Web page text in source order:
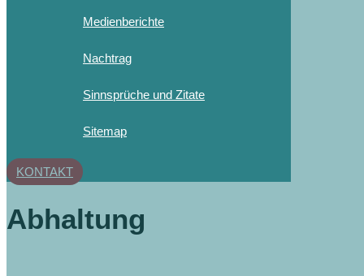
Medienberichte
Nachtrag
Sinnsprüche und Zitate
Sitemap
KONTAKT
Abhaltung